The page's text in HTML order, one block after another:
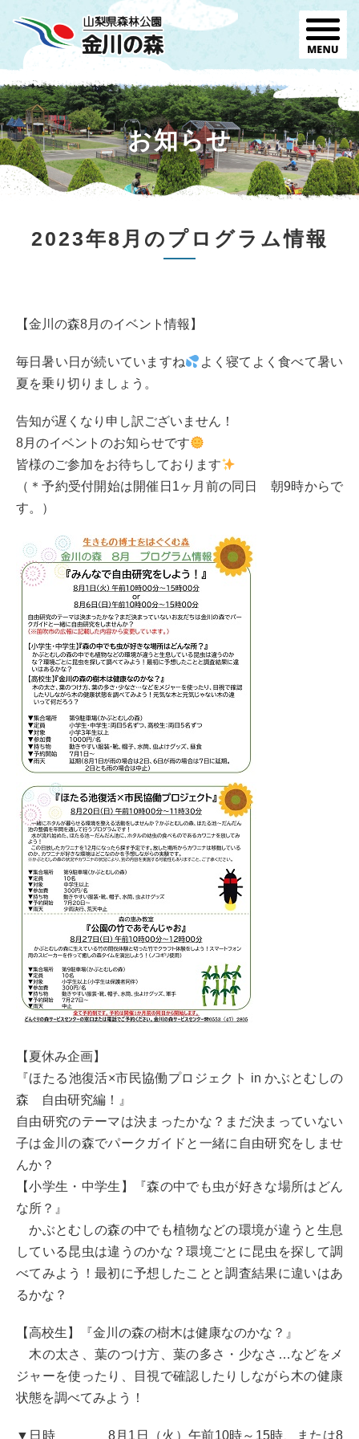
お知らせ
2023年8月のプログラム情報
【金川の森8月のイベント情報】
毎日暑い日が続いていますね
よく寝てよく食べて暑い
夏を乗り切りましょう。
告知が遅くなり申し訳ございません！
8月のイベントのお知らせです
皆様のご参加をお待ちしております
（＊予約受付開始は開催日1ヶ月前の同日 朝9時からで
す。）
【夏休み企画】
『ほたる池復活×市民協働プロジェクト in かぶとむしの
森 自由研究編！』
自由研究のテーマは決まったかな？まだ決まっていない
子は金川の森でパークガイドと一緒に自由研究をしませ
んか？
【小学生・中学生】『森の中でも虫が好きな場所はどん
な所？』
かぶとむしの森の中でも植物などの環境が違うと生息
している昆虫は違うのかな？環境ごとに昆虫を探して調
べてみよう！最初に予想したことと調査結果に違いはあ
るかな？
【高校生】『金川の森の樹木は健康なのかな？』
木の太さ、葉のつけ方、葉の多さ・少なさ…などをメ
ジャーを使ったり、目視で確認したりしながら木の健康
状態を調べてみよう！
▼日時 8月1日（火）午前10時～15時、または8